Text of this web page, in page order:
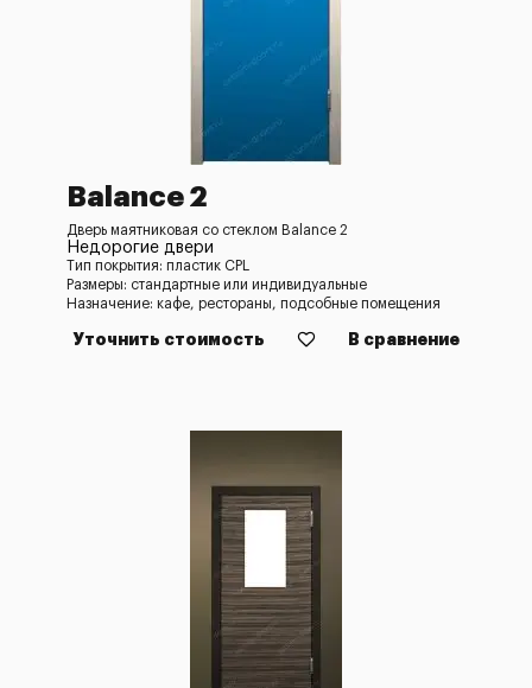
Balance 2
Дверь маятниковая со стеклом Balance 2
Недорогие двери
Тип покрытия: пластик CPL
Размеры: стандартные или индивидуальные
Назначение: кафе, рестораны, подсобные помещения
Уточнить стоимость В сравнение